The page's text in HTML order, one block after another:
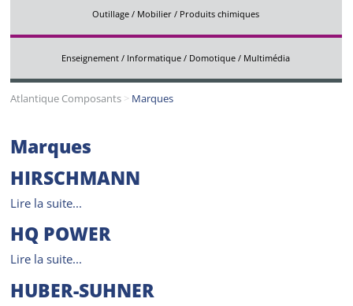
Outillage / Mobilier / Produits chimiques
Enseignement / Informatique / Domotique / Multimédia
Atlantique Composants > Marques
Marques
HIRSCHMANN
Lire la suite...
HQ POWER
Lire la suite...
HUBER-SUHNER